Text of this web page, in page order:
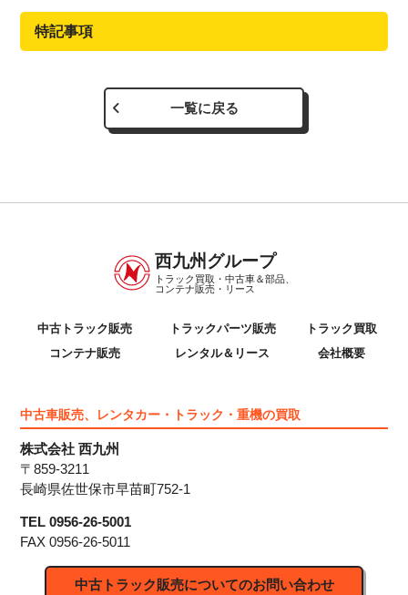
特記事項
一覧に戻る
西九州グループ
トラック買取・中古車＆部品、
コンテナ販売・リース
中古トラック販売 トラックパーツ販売
トラック買取
コンテナ販売
レンタル＆リース 会社概要
中古車販売、レンタカー・トラック・重機の買取
株式会社 西九州
〒859-3211
長崎県佐世保市早苗町752-1
TEL 0956-26-5001
FAX 0956-26-5011
中古トラック販売についてのお問い合わせ